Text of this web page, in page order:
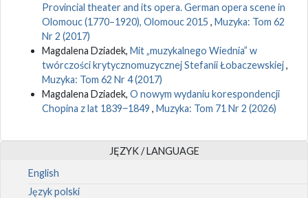
Provincial theater and its opera. German opera scene in
Olomouc (1770–1920), Olomouc 2015 , Muzyka: Tom 62
Nr 2 (2017)
Magdalena Dziadek, Mit „muzykalnego Wiednia” w
twórczości krytycznomuzycznej Stefanii Łobaczewskiej,
Muzyka: Tom 62 Nr 4 (2017)
Magdalena Dziadek, O nowym wydaniu korespondencji
Chopina z lat 1839‒1849 , Muzyka: Tom 71 Nr 2 (2026)
JĘZYK / LANGUAGE
English
Język polski